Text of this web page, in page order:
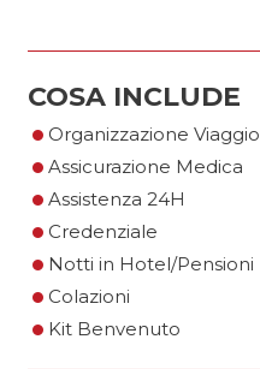
COSA INCLUDE
•Organizzazione Viaggio
• Assicurazione Medica
• Assistenza 24H
• Credenziale
• Notti in Hotel/Pensioni
• Colazioni
• Kit Benvenuto